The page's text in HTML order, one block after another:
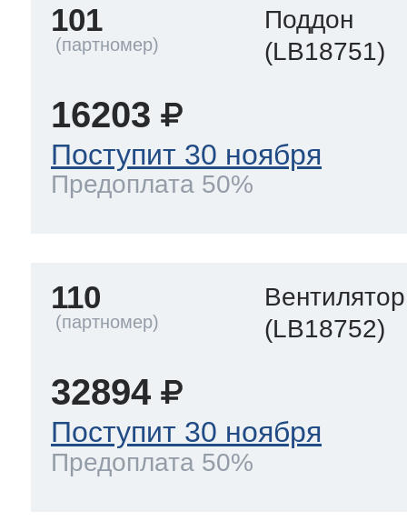
101
Поддон
(LB18751)
16203
Поступит 30 ноября
Предоплата 50%
110
(LB18752)
32894
Поступит 30 ноября
Предоплата 50%